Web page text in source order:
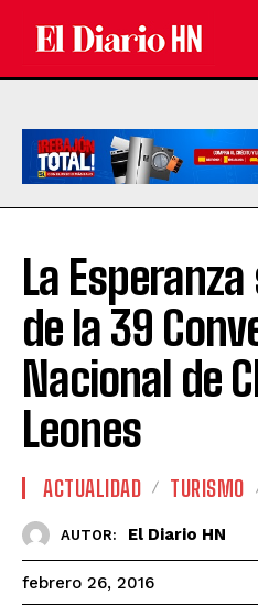
La
de la 39
Nacional de
Leones
ACTUALIDAD TURISMO
AUTOR: El Diario HN
febrero 26, 2016